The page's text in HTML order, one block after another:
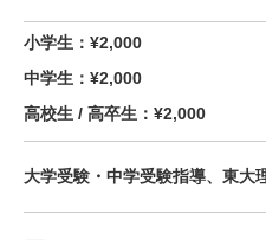
小学生：¥2,000
中学生：¥2,000
高校生 / 高卒生：¥2,000
大学受験・中学受験指導、東大